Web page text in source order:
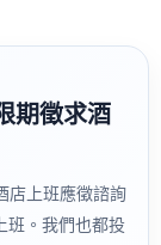
期徵求酒
店上班應徵諮詢
班。我們也都投